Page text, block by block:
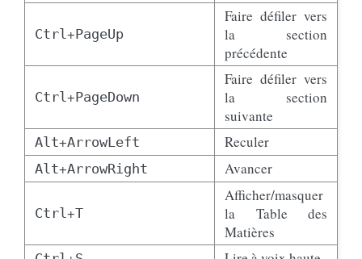
Ctrl +PageUp
Faire défiler vers
la section
précédente
Ctrl +PageDown
Faire défiler vers
la section
suivante
Alt+ArrowLeft Reculer
Alt+ArrowRight Avancer
Ctrl +T
Afficher/masquer
la Table des
Matières